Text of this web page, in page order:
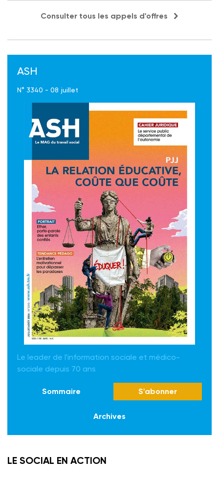
Consulter tous les appels d'offres
ASH
N° 3340 - 08 juillet
Le leader de l'information sociale et médico-
sociale depuis 70 ans
Sommaire S'abonner
Archives
LE SOCIAL EN ACTION